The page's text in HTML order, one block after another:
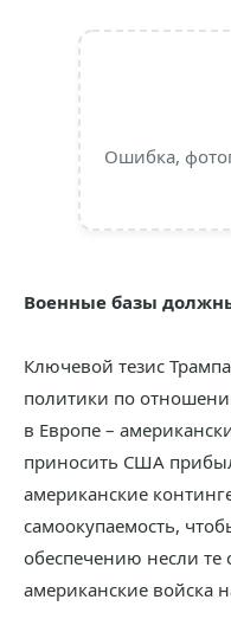
Ошибка,
Военные базы
Ключевой тезис
политики по
в Европе –
приносить США
американские
самоокупаемость,
обеспечению несли
американские войска